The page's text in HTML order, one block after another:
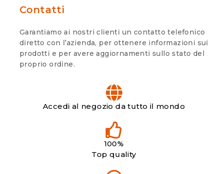
Contatti
Garantiamo ai nostri clienti un contatto telefonico
diretto con l’azienda, per ottenere informazioni sui
prodotti e per avere aggiornamenti sullo stato del
proprio ordine.
Accedi al negozio da tutto il mondo
100%
Top quality